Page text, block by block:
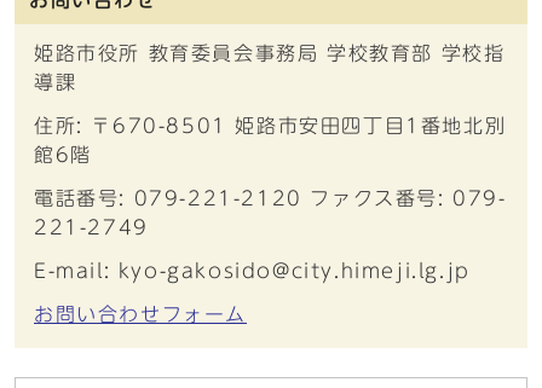
姫路市役所 教育委員会事務局 学校教育部 学校指
導課
住所: 〒670-8501 姫路市安田四丁目1番地北別
館6階
電話番号: 079-221-2120 ファクス番号: 079-
221-2749
E-mail: kyo-gakosido@city.himeji.lg.jp
お問い合わせフォーム